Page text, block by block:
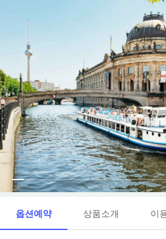
옵션예약 상품소개 이